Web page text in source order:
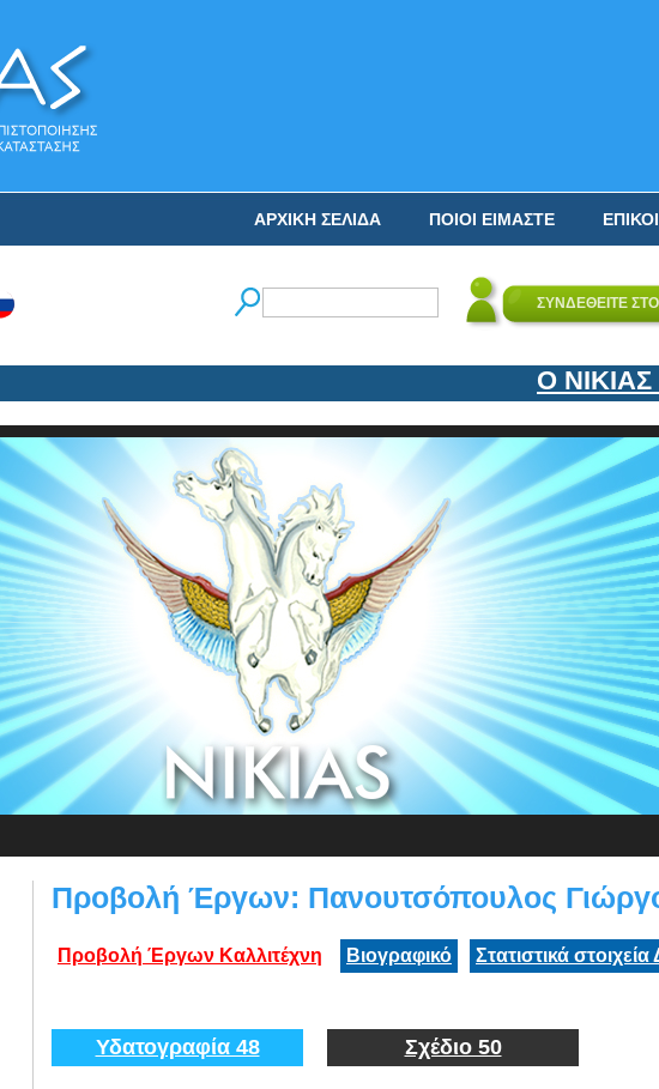
ΠΟΙΟΙ ΕΙΜΑΣΤΕ
ΑΡΧΙΚΗ ΣΕΛΙΔΑ
ΣΥΝΔΕΘΕΙΤΕ
Ο ΝΙΚΙΑΣ
Προβολή Έργων: Πανουτσόπουλος
Προβολή Έργων Καλλιτέχνη Βιογραφικό Στατιστικά
Υδατογραφία 48 Σχέδιο 50